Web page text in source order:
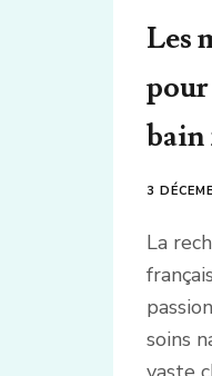
Les
pour
bain
3
La
soins